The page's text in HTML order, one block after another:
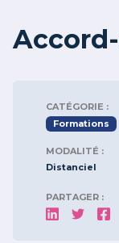
CATÉGORIE :
Formations
MODALITÉ :
Distanciel
PARTAGER :